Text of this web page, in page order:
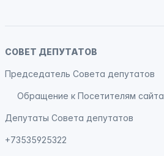
СОВЕТ ДЕПУТАТОВ
Председатель Совета депутатов
Обращение к Посетителям сайта
Депутаты Совета депутатов
+73535925322